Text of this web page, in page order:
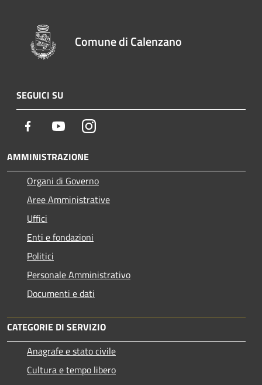
Comune di Calenzano
SEGUICI SU
Facebook YoutubeInstagram
AMMINISTRAZIONE
Organi di Governo
Aree Amministrative
Uffici
Enti e fondazioni
Politici
Personale Amministrativo
Documenti e dati
CATEGORIE DI SERVIZIO
Anagrafe e stato civile
Cultura e tempo libero